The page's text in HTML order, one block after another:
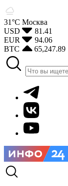
31°С Москва
USD
81.41
EUR
94.06
BTC
65,247.89